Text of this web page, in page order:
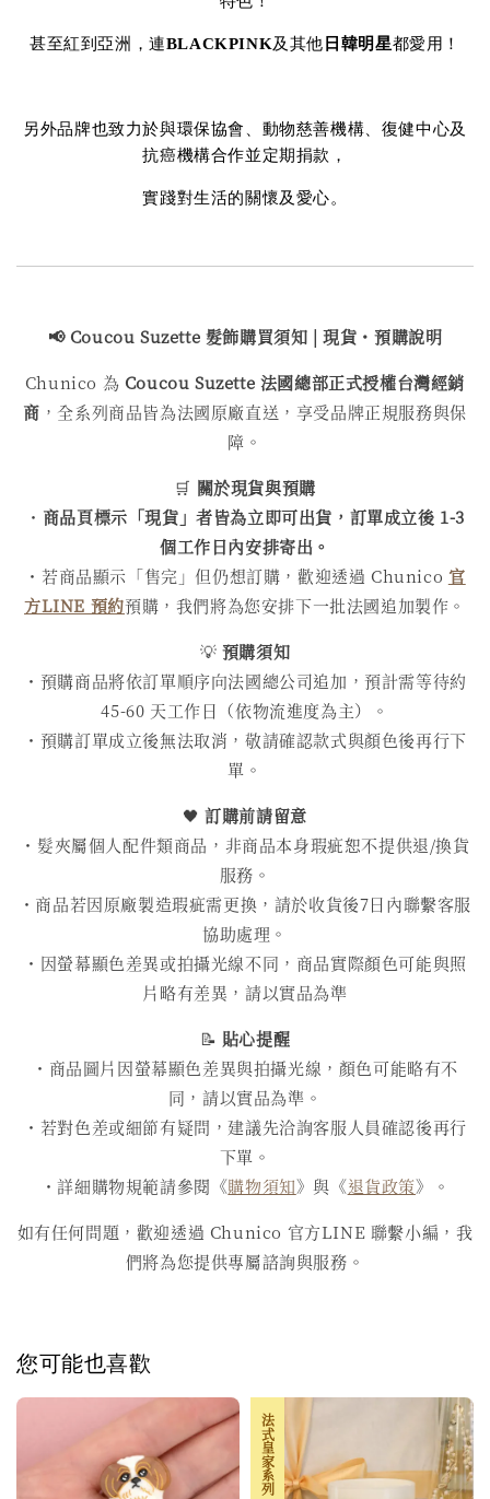
甚至紅到亞洲，連BLACKPINK及其他 日韓明星都愛用！
另外品牌也致力於與環保協會、動物慈善機構、復健中心及
抗癌機構合作並定期捐款，
實踐對生活的關懷及愛心。
📢 Coucou Suzette 髮飾購買須知 | 現貨・預購說明
Chunico 為 Coucou Suzette 法國總部正式授權台灣經銷
商 ，全系列商品皆為法國原廠直送，享受品牌正規服務與保
障。
🛒 關於現貨與預購
・ 商品頁標示「現貨」者皆為立即可出貨，訂單成立後 1-3
個工作日內安排寄出。
・若商品顯示「售完」但仍想訂購，歡迎透過 Chunico 官
方LINE 預約預購，我們將為您安排下一批法國追加製作。
💡 預購須知
・預購商品將依訂單順序向法國總公司追加，預計需等待約
45-60 天工作日（依物流進度為主）。
・預購訂單成立後無法取消，敬請確認款式與顏色後再行下
單。
🖤訂購前請留意
・髮夾屬個人配件類商品，非商品本身瑕疵恕不提供退/換貨
服務。
・商品若因原廠製造瑕疵需更換，請於收貨後7日內聯繫客服
協助處理。
・因螢幕顯色差異或拍攝光線不同，商品實際顏色可能與照
片略有差異，請以實品為準
📝 貼心提醒
・商品圖片因螢幕顯色差異與拍攝光線，顏色可能略有不
同，請以實品為準。
・若對色差或細節有疑問，建議先洽詢客服人員確認後再行
下單。
・詳細購物規範請參閱《購物須知》與《退貨政策》。
如有任何問題，歡迎透過 Chunico 官方LINE 聯繫小編，我
們將為您提供專屬諮詢與服務。
您可能也喜歡
法式皇家系列